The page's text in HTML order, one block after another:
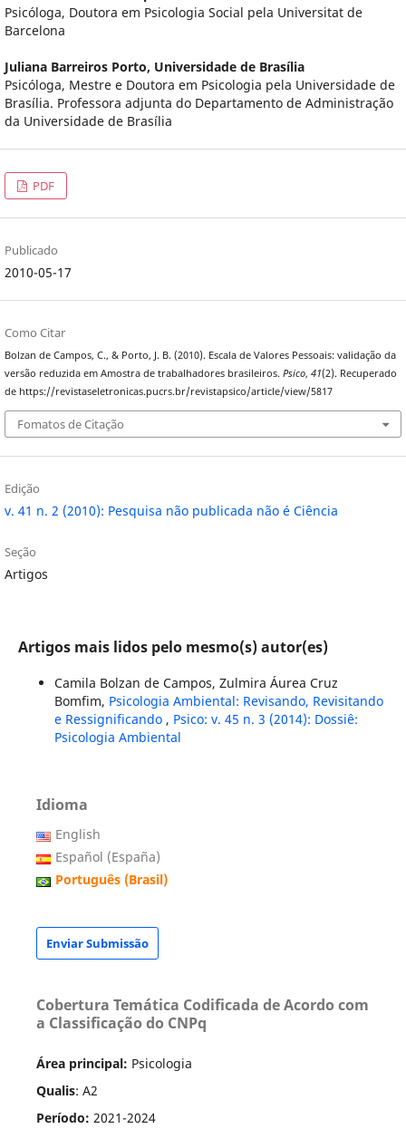
Psicóloga, Doutora em Psicologia Social pela Universitat de
Barcelona
Juliana Barreiros Porto, Universidade de Brasília
Psicóloga, Mestre e Doutora em Psicologia pela Universidade de
Brasília. Professora adjunta do Departamento de Administração
da Universidade de Brasília
PDF
Publicado
2010-05-17
Como Citar
Bolzan de Campos, C., & Porto, J. B. (2010). Escala de Valores Pessoais: validação da
versão reduzida em Amostra de trabalhadores brasileiros. Psico, 41(2). Recuperado
de https://revistaseletronicas.pucrs.br/revistapsico/article/view/5817
Fomatos de Citação
Edição
v. 41 n. 2 (2010): Pesquisa não publicada não é Ciência
Seção
Artigos
Artigos mais lidos pelo mesmo(s) autor(es)
Camila Bolzan de Campos, Zulmira Áurea Cruz
Bomfim, Psicologia Ambiental: Revisando, Revisitando
e Ressignificando , Psico: v. 45 n. 3 (2014): Dossiê:
Psicologia Ambiental
Idioma
English
Español (España)
Português (Brasil)
Enviar Submissão
Cobertura Temática Codificada de Acordo com
a Classificação do CNPq
Área principal: Psicologia
Qualis: A2
Período: 2021-2024